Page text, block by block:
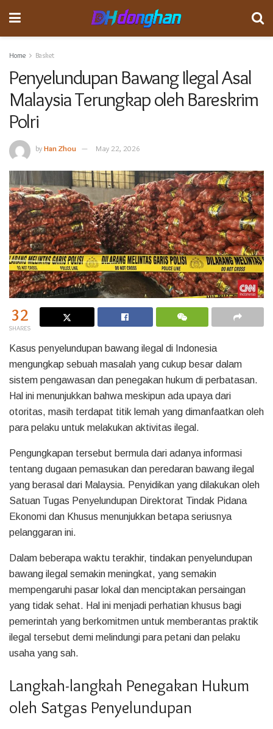
Home Basket
Penyelundupan Bawang Ilegal Asal
Malaysia Terungkap oleh Bareskrim
Polri
byHan Zhou May 22, 2026
32
SHARES
Kasus penyelundupan bawang ilegal di Indonesia
mengungkap sebuah masalah yang cukup besar dalam
sistem pengawasan dan penegakan hukum di perbatasan.
Hal ini menunjukkan bahwa meskipun ada upaya dari
otoritas, masih terdapat titik lemah yang dimanfaatkan oleh
para pelaku untuk melakukan aktivitas ilegal.
Pengungkapan tersebut bermula dari adanya informasi
tentang dugaan pemasukan dan peredaran bawang ilegal
yang berasal dari Malaysia. Penyidikan yang dilakukan oleh
Satuan Tugas Penyelundupan Direktorat Tindak Pidana
Ekonomi dan Khusus menunjukkan betapa seriusnya
pelanggaran ini.
Dalam beberapa waktu terakhir, tindakan penyelundupan
bawang ilegal semakin meningkat, yang semakin
mempengaruhi pasar lokal dan menciptakan persaingan
yang tidak sehat. Hal ini menjadi perhatian khusus bagi
pemerintah yang berkomitmen untuk memberantas praktik
ilegal tersebut demi melindungi para petani dan pelaku
usaha yang sah.
Langkah-langkah Penegakan Hukum
oleh Satgas Penyelundupan